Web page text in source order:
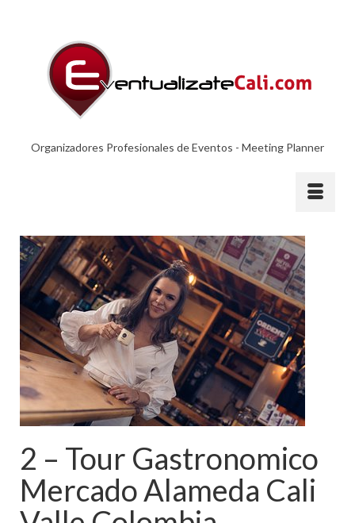
Organizadores Profesionales de Eventos - Meeting Planner
2 – Tour Gastronomico
Mercado Alameda Cali